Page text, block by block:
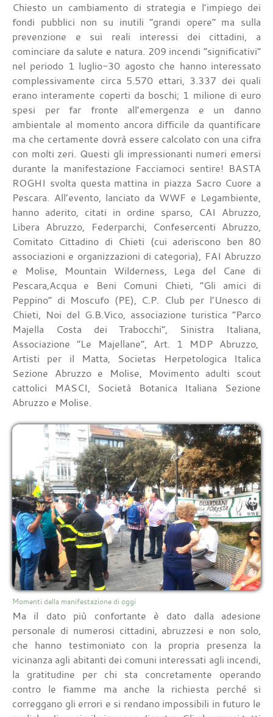
Chiesto un cambiamento di strategia e l’impiego dei
fondi pubblici non su inutili “grandi opere” ma sulla
prevenzione e sui reali interessi dei cittadini, a
cominciare da salute e natura. 209 incendi “significativi”
nel periodo 1 luglio-30 agosto che hanno interessato
complessivamente circa 5.570 ettari, 3.337 dei quali
erano interamente coperti da boschi; 1 milione di euro
spesi per far fronte all’emergenza e un danno
ambientale al momento ancora difficile da quantificare
ma che certamente dovrà essere calcolato con una cifra
con molti zeri. Questi gli impressionanti numeri emersi
durante la manifestazione Facciamoci sentire! BASTA
ROGHI svolta questa mattina in piazza Sacro Cuore a
Pescara. All’evento, lanciato da WWF e Legambiente,
hanno aderito, citati in ordine sparso, CAI Abruzzo,
Libera Abruzzo, Federparchi, Confesercenti Abruzzo,
Comitato Cittadino di Chieti (cui aderiscono ben 80
associazioni e organizzazioni di categoria), FAI Abruzzo
e Molise, Mountain Wilderness, Lega del Cane di
Pescara,Acqua e Beni Comuni Chieti, “Gli amici di
Peppino” di Moscufo (PE), C.P. Club per l’Unesco di
Chieti, Noi del G.B.Vico, associazione turistica “Parco
Majella Costa dei Trabocchi”, Sinistra Italiana,
Associazione “Le Majellane”, Art. 1 MDP Abruzzo,
Artisti per il Matta, Societas Herpetologica Italica
Sezione Abruzzo e Molise, Movimento adulti scout
cattolici MASCI, Società Botanica Italiana Sezione
Abruzzo e Molise.
Momenti della manifestazione di oggi
Ma il dato più confortante è dato dalla adesione
personale di numerosi cittadini, abruzzesi e non solo,
che hanno testimoniato con la propria presenza la
vicinanza agli abitanti dei comuni interessati agli incendi,
la gratitudine per chi sta concretamente operando
contro le fiamme ma anche la richiesta perché si
correggano gli errori e si rendano impossibili in futuro le